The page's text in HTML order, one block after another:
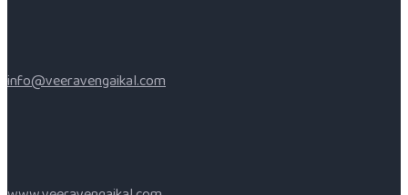
info@veeravengaikal.com